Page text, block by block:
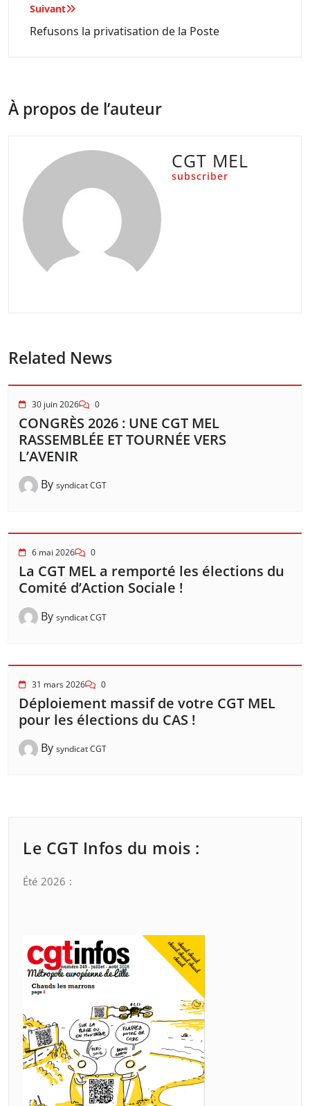
Suivant
Refusons la privatisation de la Poste
À propos de l’auteur
CGT MEL
subscriber
Related News
30 juin 2026 0
CONGRÈS 2026 : UNE CGT MEL
RASSEMBLÉE ET TOURNÉE VERS
L’AVENIR
By syndicat CGT
6 mai 2026 0
La CGT MEL a remporté les élections du
Comité d’Action Sociale !
By syndicat CGT
31 mars 2026 0
Déploiement massif de votre CGT MEL
pour les élections du CAS !
By syndicat CGT
Le CGT Infos du mois :
Été 2026 :